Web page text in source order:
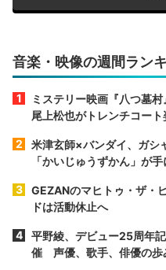
音楽・映像の週間ラン
ミステリー映画『八つ墓
尾上松也がトレンチコー
米津玄師×バンダイ、ガ
「かいじゅうずかん」が
GEZANのマヒトゥ・ザ・
ドは活動休止へ
平野綾、デビュー25周年
催 声優、歌手、俳優の歩